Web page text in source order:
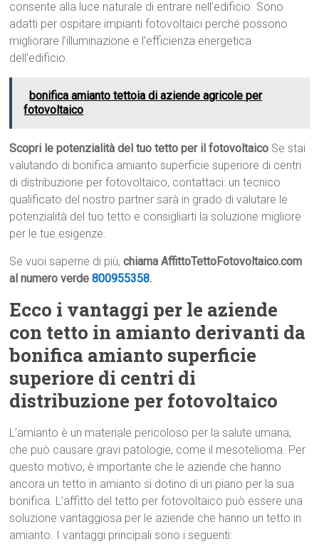
consente alla luce naturale di entrare nell’edificio. Sono
adatti per ospitare impianti fotovoltaici perché possono
migliorare l’illuminazione e l’efficienza energetica
dell’edificio.
bonifica amianto tettoia di aziende agricole per
fotovoltaico
Scopri le potenzialità del tuo tetto per il fotovoltaico Se stai
valutando di bonifica amianto superficie superiore di centri
di distribuzione per fotovoltaico, contattaci: un tecnico
qualificato del nostro partner sarà in grado di valutare le
potenzialità del tuo tetto e consigliarti la soluzione migliore
per le tue esigenze.
Se vuoi saperne di più,chiama AffittoTettoFotovoltaico.com
al numero verde800955358.
Ecco i vantaggi per le aziende
con tetto in amianto derivanti da
bonifica amianto superficie
superiore di centri di
distribuzione per fotovoltaico
L’amianto è un materiale pericoloso per la salute umana,
che può causare gravi patologie, come il mesotelioma. Per
questo motivo, è importante che le aziende che hanno
ancora un tetto in amianto si dotino di un piano per la sua
bonifica. L’affitto del tetto per fotovoltaico può essere una
soluzione vantaggiosa per le aziende che hanno un tetto in
amianto. I vantaggi principali sono i seguenti: